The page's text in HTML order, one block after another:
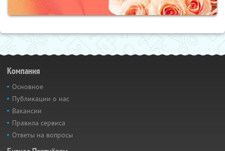
Компания
Основное
Публикации о нас
Вакансии
Правила сервиса
Ответы на вопросы